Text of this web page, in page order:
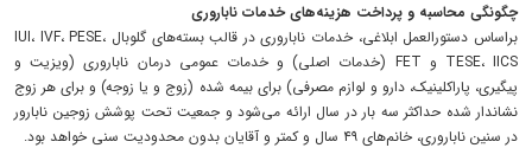
چگونگی محاسبه و پرداخت هزینه‌های خدمات ناباروری
براساس دستورالعمل ابلاغی، خدمات ناباروری در قالب بسته‌های گلوبال IUI، IVF، PESE،
TESE، IICS و FET (خدمات اصلی) و خدمات عمومی درمان ناباروری (ویزیت و
پیگیری، پاراکلینیک، دارو و لوازم مصرفی) برای بیمه شده (زوج و یا زوجه) و برای هر زوج
نشاندار شده حداکثر سه بار در سال ارائه می‌شود و جمعیت تحت پوشش زوجین نابارور
در سنین ناباروری، خانم‌های ۴۹ سال و کمتر و آقایان بدون محدودیت سنی خواهد بود.